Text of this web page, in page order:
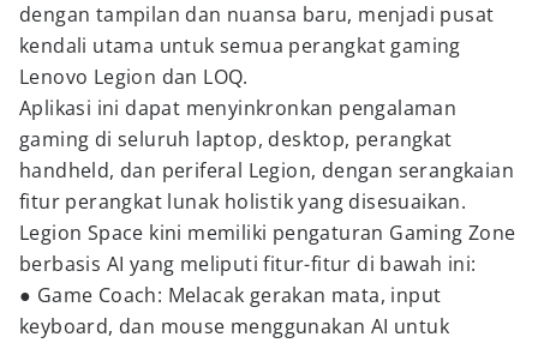
dengan tampilan dan nuansa baru, menjadi pusat
kendali utama untuk semua perangkat gaming
Lenovo Legion dan LOQ.
Aplikasi ini dapat menyinkronkan pengalaman
gaming di seluruh laptop, desktop, perangkat
handheld, dan periferal Legion, dengan serangkaian
fitur perangkat lunak holistik yang disesuaikan.
Legion Space kini memiliki pengaturan Gaming Zone
berbasis AI yang meliputi fitur-fitur di bawah ini:
● Game Coach: Melacak gerakan mata, input
keyboard, dan mouse menggunakan AI untuk